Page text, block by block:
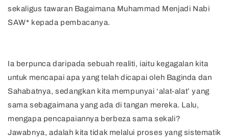
sekaligus tawaran Bagaimana Muhammad Menjadi Nabi
SAW* kepada pembacanya.
Ia berpunca daripada sebuah realiti, iaitu kegagalan kita
untuk mencapai apa yang telah dicapai oleh Baginda dan
Sahabatnya, sedangkan kita mempunyai ‘alat-alat’ yang
sama sebagaimana yang ada di tangan mereka. Lalu,
mengapa pencapaiannya berbeza sama sekali?
Jawabnya, adalah kita tidak melalui proses yang sistematik